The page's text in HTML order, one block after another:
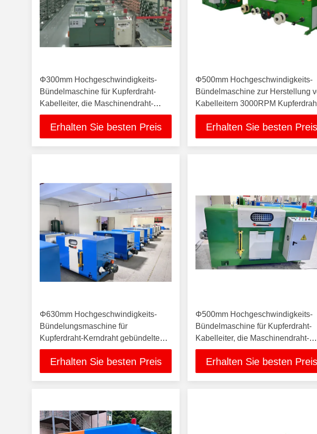
Φ300mm Hochgeschwindigkeits-
Bündelmaschine für Kupferdraht-
Kabelleiter, die Maschinendraht-
Bündler herstellen
Erhalten Sie besten Preis
Φ500mm Hochgeschwindigkeits-
Bündelmaschine zur Herstellung
Kabelleitern 3000RPM
Bündel-Verseilmaschine
Erhalten Sie besten Preis
Φ630mm Hochgeschwindigkeits-
Bündelungsmaschine für
Kupferdraht-Kerndraht gebündelte
Kabelherstellungsmaschine
Erhalten Sie besten Preis
Φ500mm Hochgeschwindigkeits-
Bündelmaschine für Kupferdraht-
Kabelleiter, die Maschinendraht-
Bündler herstellen
Erhalten Sie besten Preis